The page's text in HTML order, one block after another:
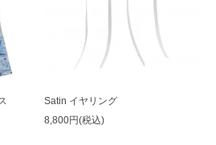
Satin イヤリング
8,800円(税込)